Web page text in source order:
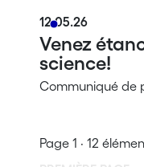
12.05.26
Venez
science!
Communiqué de
Page 1 · 12